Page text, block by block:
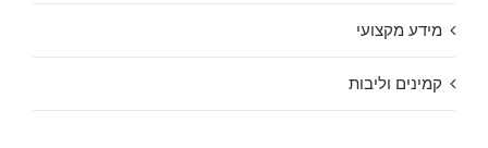
מידע מקצועי
קמינים וליבות